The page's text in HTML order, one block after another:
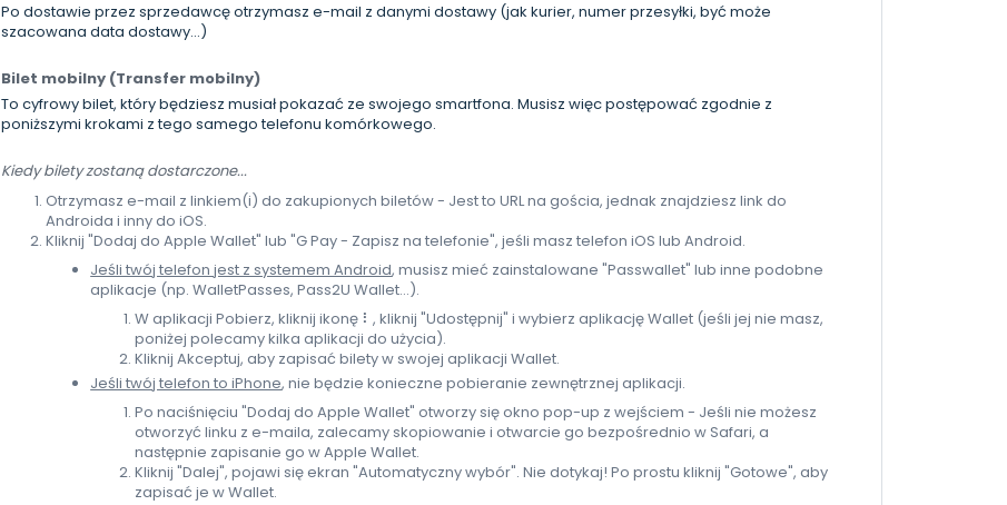
Po dostawie przez sprzedawcę otrzymasz e-mail z danymi dostawy (jak kurier, numer przesyłki, być może
szacowana data dostawy...)
Bilet mobilny (Transfer mobilny)
To cyfrowy bilet, który będziesz musiał pokazać ze swojego smartfona. Musisz więc postępować zgodnie z
poniższymi krokami z tego samego telefonu komórkowego.
Kiedy bilety zostaną dostarczone...
Otrzymasz e-mail z linkiem(i) do zakupionych biletów - Jest to URL na gościa, jednak znajdziesz link do
Androida i inny do iOS.
Kliknij "Dodaj do Apple Wallet" lub "G Pay - Zapisz na telefonie", jeśli masz telefon iOS lub Android.
Jeśli twój telefon jest z systemem Android, musisz mieć zainstalowane "Passwallet" lub inne podobne
aplikacje (np. WalletPasses, Pass2U Wallet...).
W aplikacji Pobierz, kliknij ikonę ⠇, kliknij "Udostępnij" i wybierz aplikację Wallet (jeśli jej nie masz,
poniżej polecamy kilka aplikacji do użycia).
Kliknij Akceptuj, aby zapisać bilety w swojej aplikacji Wallet.
Jeśli twój telefon to iPhone, nie będzie konieczne pobieranie zewnętrznej aplikacji.
Po naciśnięciu "Dodaj do Apple Wallet" otworzy się okno pop-up z wejściem - Jeśli nie możesz
otworzyć linku z e-maila, zalecamy skopiowanie i otwarcie go bezpośrednio w Safari, a
następnie zapisanie go w Apple Wallet.
Kliknij "Dalej", pojawi się ekran "Automatyczny wybór". Nie dotykaj! Po prostu kliknij "Gotowe", aby
zapisać je w Wallet.